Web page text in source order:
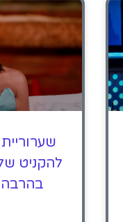
להקניט